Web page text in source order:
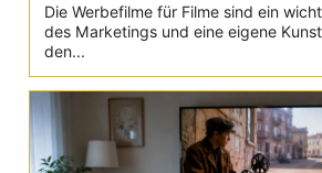
Die Werbefilme für Filme sind ein
des Marketings und eine eigene
den...